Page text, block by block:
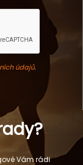
údajů.
Vám rádi